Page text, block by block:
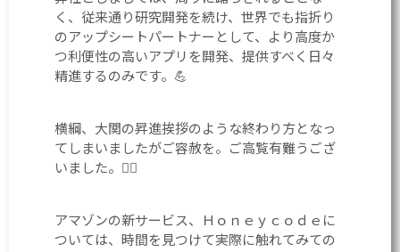
く、従来通り研究開発を続け、世界でも指折り
のアップシートパートナーとして、より高度か
つ利便性の高いアプリを開発、提供すべく日々
精進するのみです。💪
横綱、大関の昇進挨拶のような終わり方となっ
てしまいましたがご容赦を。ご高覧有難うござ
いました。🙇‍♂️
アマゾンの新サービス、Ｈｏｎｅｙｃｏｄｅに
ついては、時間を見つけて実際に触れてみての